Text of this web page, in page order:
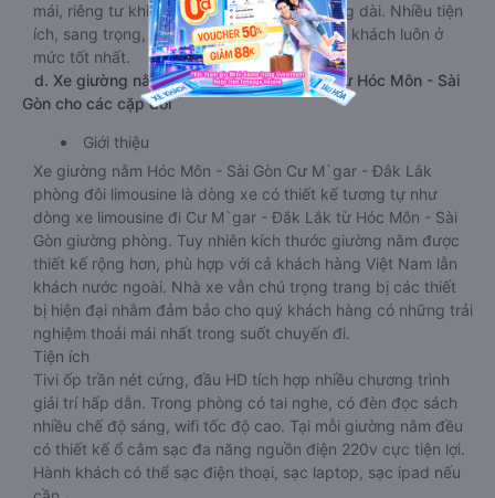
mái, riêng tư khi di chuyển trên tuyến đường dài. Nhiều tiện
ích, sang trọng, dịch vụ cung cấp cho hành khách luôn ở
mức tốt nhất.
d. Xe giường nằm đi Cư M`gar - Đắk Lắk từ Hóc Môn - Sài
Gòn cho các cặp đôi
Giới thiệu
Xe giường nằm Hóc Môn - Sài Gòn Cư M`gar - Đắk Lắk
phòng đôi limousine là dòng xe có thiết kế tương tự như
dòng xe limousine đi Cư M`gar - Đắk Lắk từ Hóc Môn - Sài
Gòn giường phòng. Tuy nhiên kích thước giường nằm được
thiết kế rộng hơn, phù hợp với cả khách hàng Việt Nam lẫn
khách nước ngoài. Nhà xe vẫn chú trọng trang bị các thiết
bị hiện đại nhằm đảm bảo cho quý khách hàng có những trải
nghiệm thoải mái nhất trong suốt chuyến đi.
Tiện ích
Tivi ốp trần nét cứng, đầu HD tích hợp nhiều chương trình
giải trí hấp dẫn. Trong phòng có tai nghe, có đèn đọc sách
nhiều chế độ sáng, wifi tốc độ cao. Tại mỗi giường nằm đều
có thiết kế ổ cắm sạc đa năng nguồn điện 220v cực tiện lợi.
Hành khách có thể sạc điện thoại, sạc laptop, sạc ipad nếu